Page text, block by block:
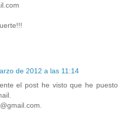
de 2012 a las 11:14
el post he visto que he puesto